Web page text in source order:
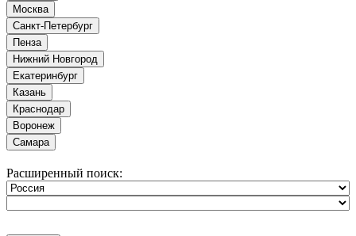
Москва
Санкт-Петербург
Пенза
Нижний Новгород
Екатеринбург
Казань
Краснодар
Воронеж
Самара
Расширенный поиск: